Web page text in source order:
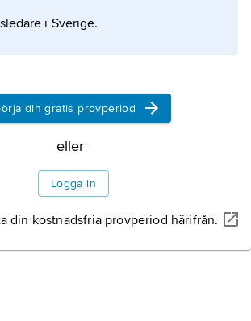
grunge.
om artikeln
i Sverige.
din gratis provperiod
eller
Logga in
din kostnadsfria provperiod härifrån.